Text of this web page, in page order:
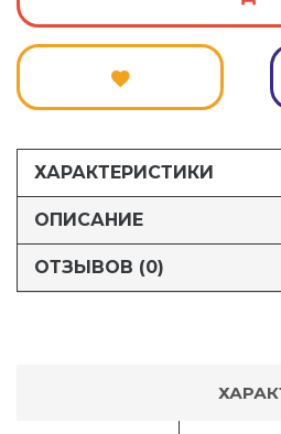
ХАРАКТЕРИСТИКИ
ОПИСАНИЕ
ОТЗЫВОВ (0)